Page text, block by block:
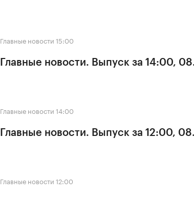
Главные новости 15:00
Главные новости. Выпуск за 14:00,
Главные новости 14:00
Главные новости. Выпуск за 12:00,
Главные новости 12:00